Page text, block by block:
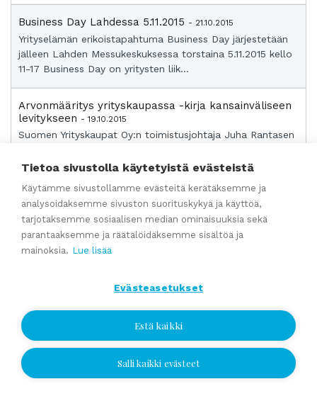
Business Day Lahdessa 5.11.2015 - 21.10.2015
Yrityselämän erikoistapahtuma Business Day järjestetään
jälleen Lahden Messukeskuksessa torstaina 5.11.2015 kello
11-17 Business Day on yritysten liik...
Arvonmääritys yrityskaupassa -kirja kansainväliseen
levitykseen - 19.10.2015
Suomen Yrityskaupat Oy:n toimistusjohtaja Juha Rantasen
Arvonmääritys yrityskaupassa on nyt...
Varpaisjärven ST1:lle uudet omistajat - 8.10.2015
Varpaisjärvellä ST1-huoltoasemaa pitkään pyörittänyt
Anssi Nousiainen Ky myi huoltoasemaliiketoiminnan
kiinteistöineen Timo ja Tuula Villasen omistama...
Piirilevysuunnitteluyritys uudelle omistajalle
elektroniikkasuunnitteluun erikoistuneen Cambic Oy:n koko
osakekannan Jukka Nymanin Namme Group Oy:lle.
Lisätietoja: ...
Jätä yhteydenottopyyntö
Tietoa sivustolla käytetyistä evästeistä
Käytämme sivustollamme evästeitä kerätäksemme ja
analysoidaksemme sivuston suorituskykyä ja käyttöä,
tarjotaksemme sosiaalisen median ominaisuuksia sekä
parantaaksemme ja räätälöidäksemme sisältöä ja
mainoksia. Lue lisää
Evästeasetukset
Estä kaikki
Salli kaikki evästeet